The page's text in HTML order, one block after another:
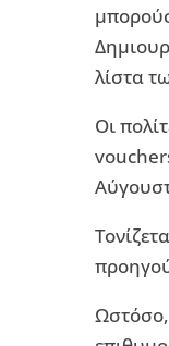
λίστα
Οι
Ωστόσο,